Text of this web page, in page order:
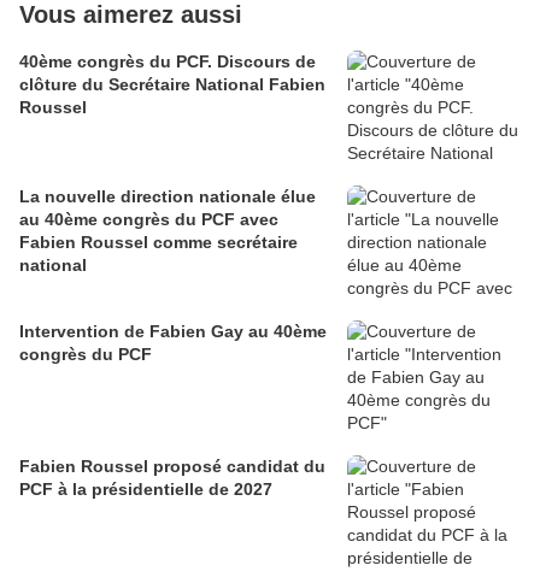
Vous aimerez aussi
40ème congrès du PCF. Discours de
clôture du Secrétaire National Fabien
Roussel
La nouvelle direction nationale élue
au 40ème congrès du PCF avec
Fabien Roussel comme secrétaire
national
Intervention de Fabien Gay au 40ème
congrès du PCF
Fabien Roussel proposé candidat du
PCF à la présidentielle de 2027